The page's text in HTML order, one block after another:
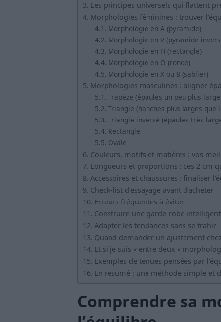
Les principes universels qui flattent
Morphologies féminines : trouver
Morphologie en A (pyramide)
Morphologie en V (pyramide
Morphologie en H (rectangle)
Morphologie en O (ronde)
Morphologie en X ou 8 (sablier)
Morphologies masculines : aligner
Trapèze (épaules un peu plus
Triangle (hanches plus larges que
Triangle inversé (épaules très
Rectangle
Ovale
Couleurs, motifs et matières : vos
Longueurs et proportions : ces 2 cm
Accessoires et chaussures : finaliser
Check-list d’essayage avant d’acheter
Erreurs fréquentes à éviter
Construire une garde-robe
Adapter les tendances sans se trahir
Quand demander un ajustement
Et si je suis « entre deux »
Exemples de tenues pensées par
En résumé : une méthode simple et
Comprendre sa